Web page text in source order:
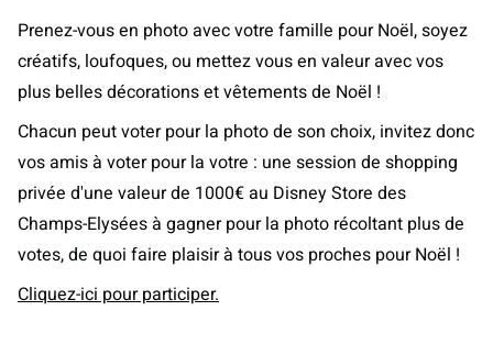
Prenez-vous en photo avec votre famille pour Noël, soyez
créatifs, loufoques, ou mettez vous en valeur avec vos
plus belles décorations et vêtements de Noël !
Chacun peut voter pour la photo de son choix, invitez donc
vos amis à voter pour la votre : une session de shopping
privée d'une valeur de 1000€ au Disney Store des
Champs-Elysées à gagner pour la photo récoltant plus de
votes, de quoi faire plaisir à tous vos proches pour Noël !
Cliquez-ici pour participer.